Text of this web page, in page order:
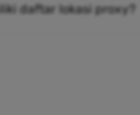
daftar lokasi proxy?